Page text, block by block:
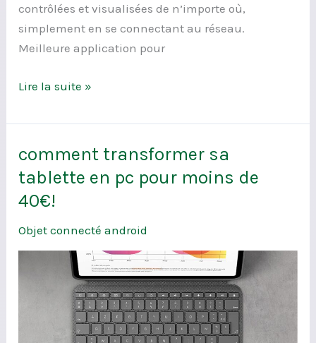
contrôlées et visualisées de n’importe où,
simplement en se connectant au réseau.
Meilleure application pour
Lire la suite »
comment transformer sa
tablette en pc pour moins de
40€!
Objet connecté android
comment
transformer
tablette
en
pc